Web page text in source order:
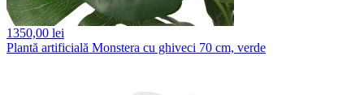
1350,00 lei
Plantă artificială Monstera cu ghiveci 70 cm, verde